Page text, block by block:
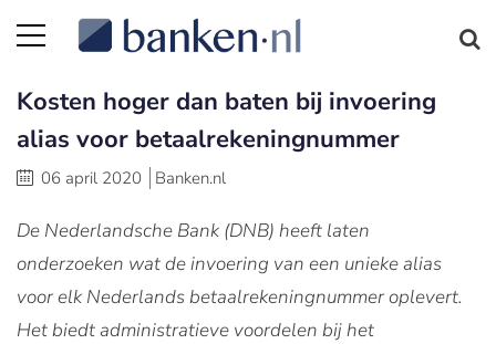
Kosten hoger dan baten bij invoering
alias voor betaalrekeningnummer
06 april 2020 Banken.nl
De Nederlandsche Bank (DNB) heeft laten
onderzoeken wat de invoering van een unieke alias
voor elk Nederlands betaalrekeningnummer oplevert.
Het biedt administratieve voordelen bij het